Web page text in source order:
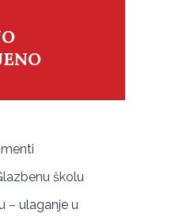
školu
– ulaganje u